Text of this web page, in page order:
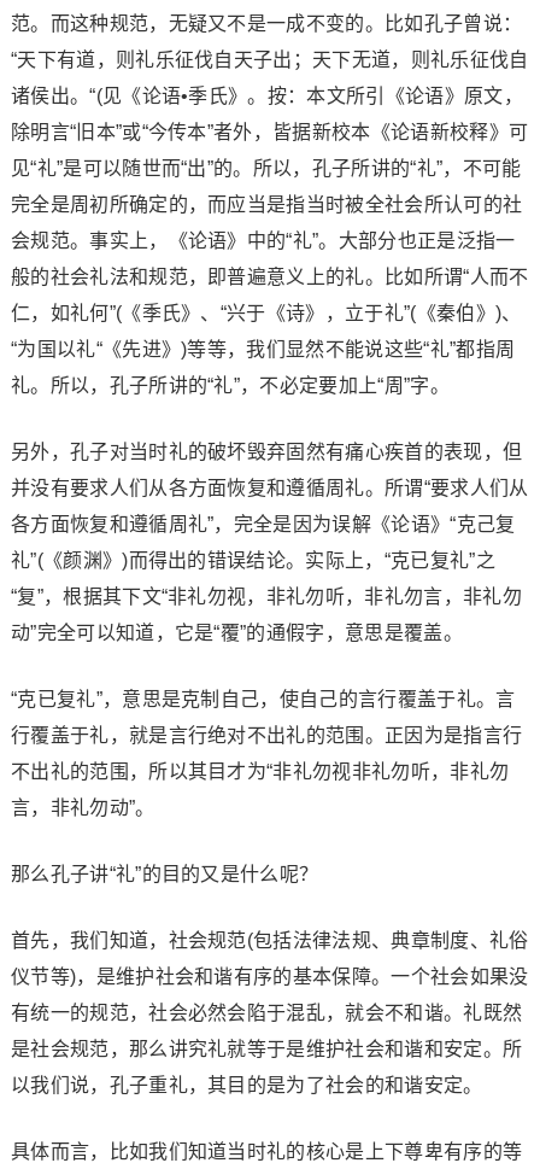
范。而这种规范，无疑又不是一成不变的。比如孔子曾说：
“天下有道，则礼乐征伐自天子出；天下无道，则礼乐征伐自
诸侯出。“(见《论语•季氏》。按：本文所引《论语》原文，
除明言“旧本”或“今传本”者外，皆据新校本《论语新校释》可
见“礼”是可以随世而“出”的。所以，孔子所讲的“礼”，不可能
完全是周初所确定的，而应当是指当时被全社会所认可的社
会规范。事实上，《论语》中的“礼”。大部分也正是泛指一
般的社会礼法和规范，即普遍意义上的礼。比如所谓“人而不
仁，如礼何”(《季氏》、“兴于《诗》，立于礼”(《秦伯》)、
“为国以礼“《先进》)等等，我们显然不能说这些“礼”都指周
礼。所以，孔子所讲的“礼”，不必定要加上“周”字。
另外，孔子对当时礼的破坏毁弃固然有痛心疾首的表现，但
并没有要求人们从各方面恢复和遵循周礼。所谓“要求人们从
各方面恢复和遵循周礼”，完全是因为误解《论语》“克己复
礼”(《颜渊》)而得出的错误结论。实际上，“克已复礼”之
“复”，根据其下文“非礼勿视，非礼勿听，非礼勿言，非礼勿
动”完全可以知道，它是“覆”的通假字，意思是覆盖。
“克已复礼”，意思是克制自己，使自己的言行覆盖于礼。言
行覆盖于礼，就是言行绝对不出礼的范围。正因为是指言行
不出礼的范围，所以其目才为“非礼勿视非礼勿听，非礼勿
言，非礼勿动”。
那么孔子讲“礼”的目的又是什么呢？
首先，我们知道，社会规范(包括法律法规、典章制度、礼俗
仪节等)，是维护社会和谐有序的基本保障。一个社会如果没
有统一的规范，社会必然会陷于混乱，就会不和谐。礼既然
是社会规范，那么讲究礼就等于是维护社会和谐和安定。所
以我们说，孔子重礼，其目的是为了社会的和谐安定。
具体而言，比如我们知道当时礼的核心是上下尊卑有序的等